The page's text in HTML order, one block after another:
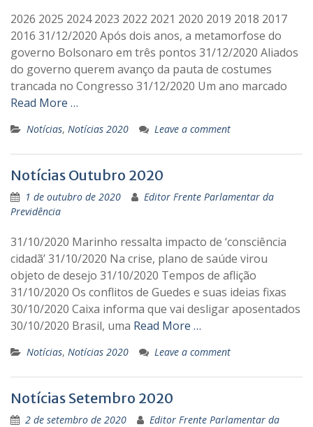
2026 2025 2024 2023 2022 2021 2020 2019 2018 2017
2016 31/12/2020 Após dois anos, a metamorfose do
governo Bolsonaro em três pontos 31/12/2020 Aliados
do governo querem avanço da pauta de costumes
trancada no Congresso 31/12/2020 Um ano marcado
Read More …
Notícias, Notícias 2020 Leave a comment
Notícias Outubro 2020
1 de outubro de 2020
Editor Frente Parlamentar da
Previdência
31/10/2020 Marinho ressalta impacto de ‘consciência
cidadã’ 31/10/2020 Na crise, plano de saúde virou
objeto de desejo 31/10/2020 Tempos de aflição
31/10/2020 Os conflitos de Guedes e suas ideias fixas
30/10/2020 Caixa informa que vai desligar aposentados
30/10/2020 Brasil, uma Read More …
Notícias, Notícias 2020 Leave a comment
Notícias Setembro 2020
2 de setembro de 2020
Editor Frente Parlamentar da